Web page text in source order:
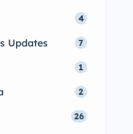
4
Updates 7
1
2
26